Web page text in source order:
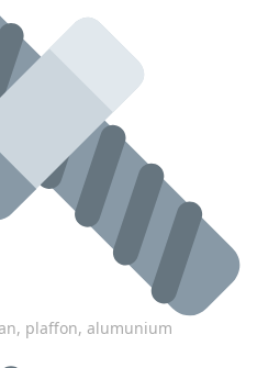
plaffon, alumunium